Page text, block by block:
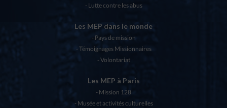
Lutte contre les abus
Les MEP dans le monde
Pays de mission
Témoignages Missionnaires
Volontariat
Les MEP à Paris
Mission 128
Musée et activités culturelles